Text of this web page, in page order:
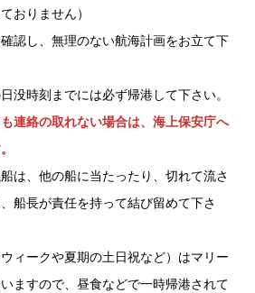
おりません）
認し、無理のない航海計画をお立て下
没時刻までには必ず帰港して下さい。
連絡の取れない場合は、海上保安庁へ
は、他の船に当たったり、切れて流さ
船長が責任を持って結び留めて下さ
ィークや夏期の土日祝など）はマリー
ますので、昼食などで一時帰港されて